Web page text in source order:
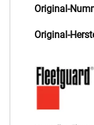
Original-
Original-